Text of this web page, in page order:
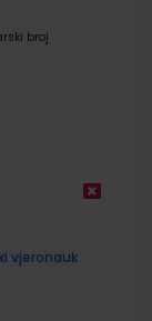
broj
vjeronauk